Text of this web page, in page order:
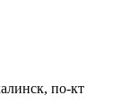
по-кт